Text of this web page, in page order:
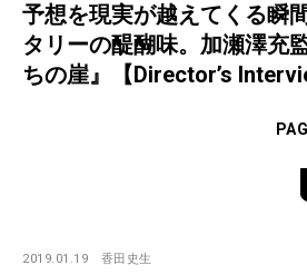
予想を現実が越えてくる瞬
タリーの醍醐味。加瀬澤充
ちの崖』【Director’s
2019.01.19 香田史生